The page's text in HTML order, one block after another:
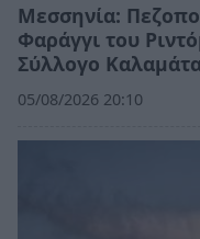
Μεσσηνία:
Φαράγγι του
Σύλλογο
05/08/2026 20:10